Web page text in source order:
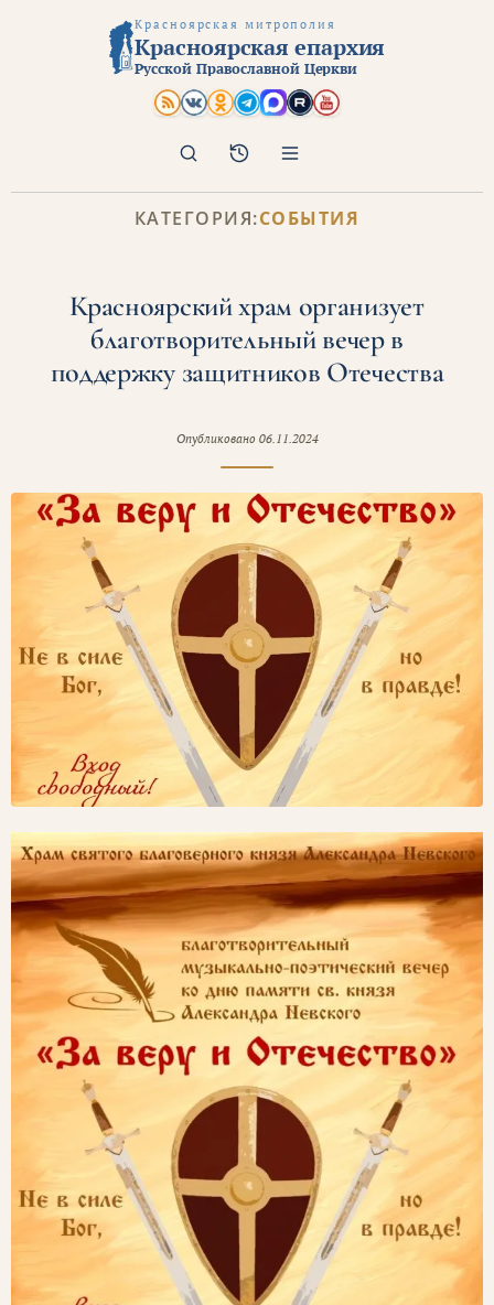
Красноярская митрополия
Красноярская епархия
Русской Православной Церкви
Архив
Поиск
КАТЕГОРИЯ:СОБЫТИЯ
Красноярский храм организует
благотворительный вечер в
поддержку защитников Отечества
Опубликовано 06.11.2024